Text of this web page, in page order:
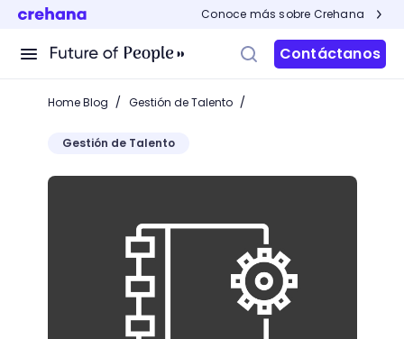
Conoce más sobre Crehana
Contáctanos
Home Blog / Gestión de Talento /
Gestión de Talento
LXP: La Revolución del Aprendizaje Personalizado